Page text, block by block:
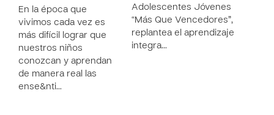
En la época que
vivimos cada vez es
más difícil lograr que
nuestros niños
conozcan y aprendan
de manera real las
ense&nti…
Adolescentes Jóvenes
“Más Que Vencedores”,
replantea el aprendizaje
integra…